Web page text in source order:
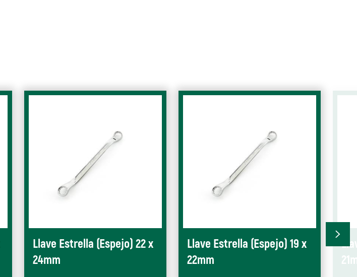
Llave Estrella (Espejo) 22 x
24mm
Llave Estrella (Espejo) 19 x
22mm